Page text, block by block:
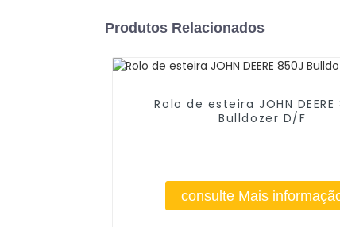
Produtos Relacionados
Rolo de esteira JOHN DEERE
Bulldozer D/F
consulte Mais